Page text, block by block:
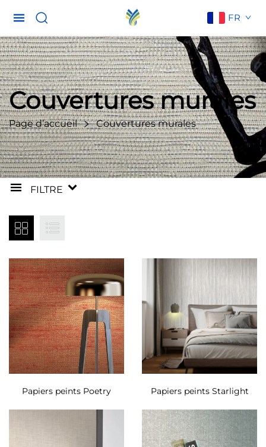
FR
Couvertures murales
Page d’accueil Couvertures murales
FILTRE
Papiers peints Poetry Papiers peints Starlight